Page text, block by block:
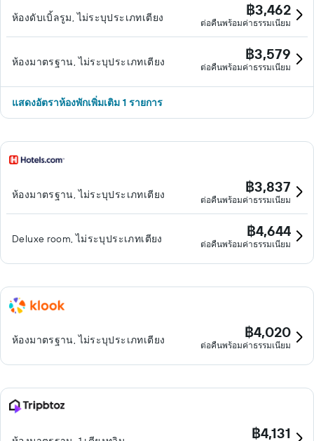
ห้องดับเบิ้ลรูม, ไม่ระบุประเภทเตียง ฿3,462
ต่อคืนพร้อมค่าธรรมเนียม
ห้องมาตรฐาน, ไม่ระบุประเภทเตียง ฿3,579
ต่อคืนพร้อมค่าธรรมเนียม
แสดงอัตราห้องพักเพิ่มเติม 1 รายการ
ห้องมาตรฐาน, ไม่ระบุประเภทเตียง ฿3,837
ต่อคืนพร้อมค่าธรรมเนียม
Deluxe room, ไม่ระบุประเภทเตียง ฿4,644
ต่อคืนพร้อมค่าธรรมเนียม
ห้องมาตรฐาน, ไม่ระบุประเภทเตียง ฿4,020
ต่อคืนพร้อมค่าธรรมเนียม
฿4,131